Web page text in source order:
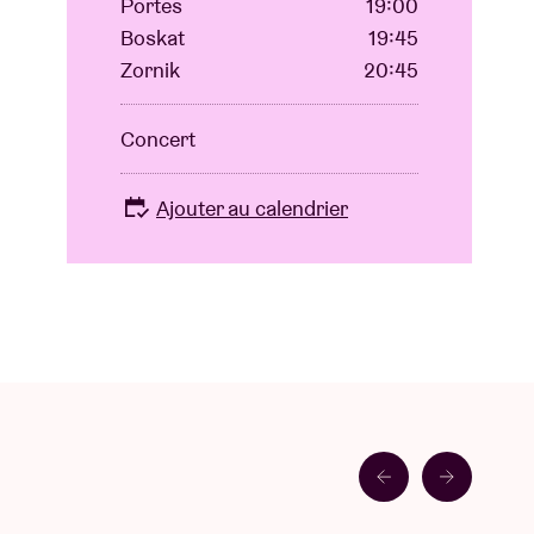
Portes
19:00
Boskat
19:45
Zornik
20:45
Concert
Ajouter au calendrier